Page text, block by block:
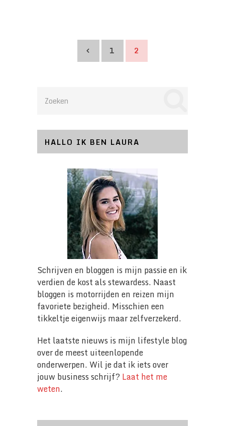
1 2
HALLO IK BEN LAURA
Schrijven en bloggen is mijn passie en ik
verdien de kost als stewardess. Naast
bloggen is motorrijden en reizen mijn
favoriete bezigheid. Misschien een
tikkeltje eigenwijs maar zelfverzekerd.
Het laatste nieuws is mijn lifestyle blog
over de meest uiteenlopende
onderwerpen. Wil je dat ik iets over
jouw business schrijf? Laat het me
weten.